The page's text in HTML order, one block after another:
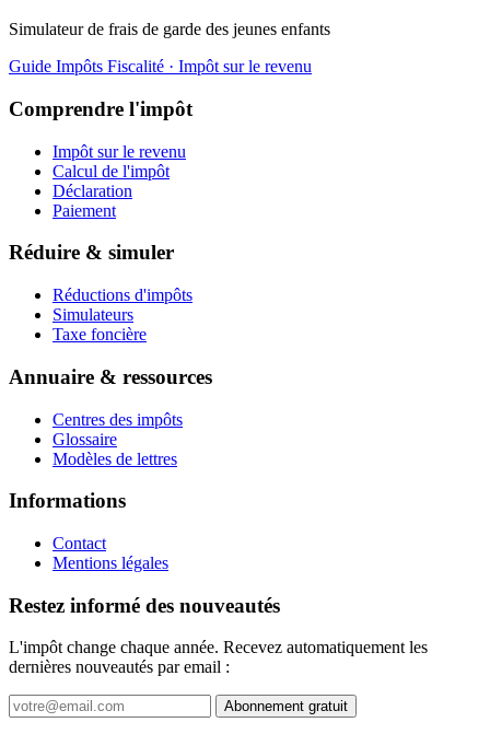
Simulateur de frais de garde des jeunes enfants
Guide Impôts Fiscalité · Impôt sur le revenu
Comprendre l'impôt
Impôt sur le revenu
Calcul de l'impôt
Déclaration
Paiement
Réduire & simuler
Réductions d'impôts
Simulateurs
Taxe foncière
Annuaire & ressources
Centres des impôts
Glossaire
Modèles de lettres
Informations
Contact
Mentions légales
Restez informé des nouveautés
L'impôt change chaque année. Recevez automatiquement les
dernières nouveautés par email :
Abonnement gratuit